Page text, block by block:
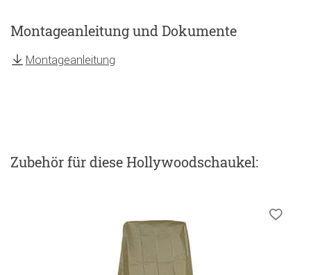
Montageanleitung und Dokumente
Montageanleitung
Zubehörfür diese Hollywoodschaukel: